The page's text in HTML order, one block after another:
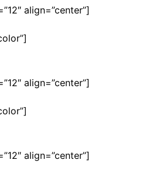
align=”center”]
align=”center”]
align=”center”]